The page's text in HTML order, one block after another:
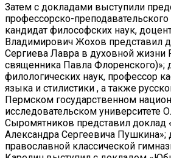
Затем с докладами выступили
профессорско-
кандидат философских наук,
Владимирович Жохов представил
Сергиева Лавра в духовной жизни
священника Павла Флоренского)»;
филологических наук, профессор
языка и стилистики , а также
Пермском государственном
исследовательском университете
Сыромятников представил доклад
Александра Сергеевича
православной классической